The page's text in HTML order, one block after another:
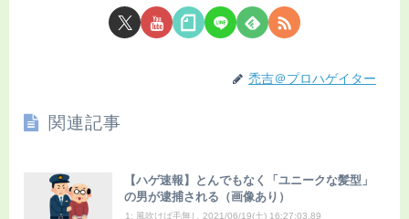
禿吉＠プロハゲイター
関連記事
【ハゲ速報】とんでもなく「ユニークな髪型」
の男が逮捕される（画像あり）
1: 風吹けば毛無し 2021/06/19(土) 16:27:03.89